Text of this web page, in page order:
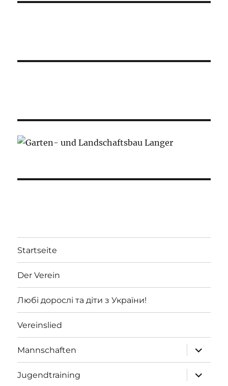
Startseite
Der Verein
Любі дорослі та діти з України!
Vereinslied
Mannschaften
öffnen
Jugendtraining
öffnen